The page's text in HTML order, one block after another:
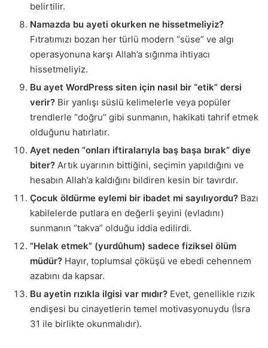
belirtilir.
Namazda bu ayeti okurken ne hissetmeliyiz?
Fıtratımızı bozan her türlü modern “süse” ve algı
operasyonuna karşı Allah’a sığınma ihtiyacı
hissetmeliyiz.
Bu ayet WordPress siten için nasıl bir “etik” dersi
verir? Bir yanlışı süslü kelimelerle veya popüler
trendlerle “doğru” gibi sunmanın, hakikati tahrif etmek
olduğunu hatırlatır.
Ayet neden “onları iftiralarıyla baş başa bırak” diye
biter? Artık uyarının bittiğini, seçimin yapıldığını ve
hesabın Allah’a kaldığını bildiren kesin bir tavırdır.
Çocuk öldürme eylemi bir ibadet mi sayılıyordu? Bazı
kabilelerde putlara en değerli şeyini (evladını)
sunmanın “takva” olduğu iddia edilirdi.
“Helak etmek” (yurdûhum) sadece fiziksel ölüm
müdür? Hayır, toplumsal çöküşü ve ebedi cehennem
azabını da kapsar.
Bu ayetin rızıkla ilgisi var mıdır? Evet, genellikle rızık
endişesi bu cinayetlerin temel motivasyonuydu (İsra
31 ile birlikte okunmalıdır).